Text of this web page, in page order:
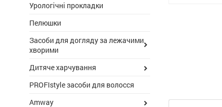
Урологічні прокладки
Пелюшки
Засоби для догляду за лежачими
хворими
Дитяче харчування
PROFIstyle засоби для волосся
Amway